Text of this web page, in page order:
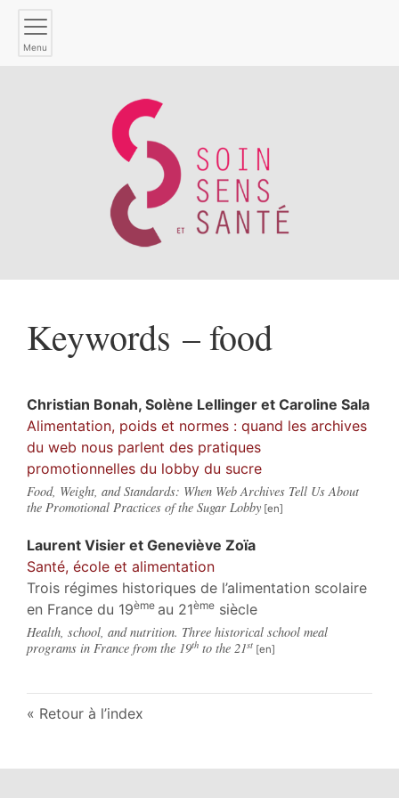
Menu
Keywords – food
Christian Bonah, Solène Lellinger et Caroline Sala
Alimentation, poids et normes : quand les archives
du web nous parlent des pratiques
promotionnelles du lobby du sucre
Food, Weight, and Standards: When Web Archives Tell Us About
the Promotional Practices of the Sugar Lobby
Laurent Visier et Geneviève Zoïa
Santé, école et alimentation
Trois régimes historiques de l’alimentation scolaire
en France du 19ème au 21ème siècle
Health, school, and nutrition. Three historical school meal
programs in France from the 19th to the 21st
Retour à l’index